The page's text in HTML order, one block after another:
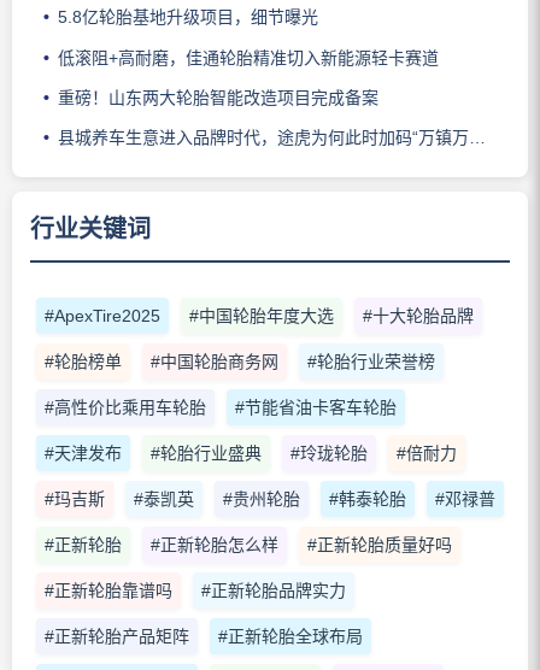
5.8亿轮胎基地升级项目，细节曝光
低滚阻+高耐磨，佳通轮胎精准切入新能源轻卡赛道
重磅！山东两大轮胎智能改造项目完成备案
县城养车生意进入品牌时代，途虎为何此时加码“万镇万店”？
行业关键词
#ApexTire2025 #中国轮胎年度大选 #十大轮胎品牌
#轮胎榜单 #中国轮胎商务网 #轮胎行业荣誉榜
#高性价比乘用车轮胎 #节能省油卡客车轮胎
#天津发布 #轮胎行业盛典 #玲珑轮胎 #倍耐力
#玛吉斯 #泰凯英 #贵州轮胎 #韩泰轮胎 #邓禄普
#正新轮胎 #正新轮胎怎么样 #正新轮胎质量好吗
#正新轮胎靠谱吗 #正新轮胎品牌实力
#正新轮胎产品矩阵 #正新轮胎全球布局